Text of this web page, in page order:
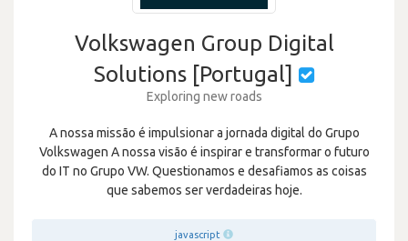
Volkswagen Group Digital
Solutions [Portugal]
Exploring new roads
A nossa missão é impulsionar a jornada digital do Grupo
Volkswagen A nossa visão é inspirar e transformar o futuro
do IT no Grupo VW. Questionamos e desafiamos as coisas
que sabemos ser verdadeiras hoje.
javascript